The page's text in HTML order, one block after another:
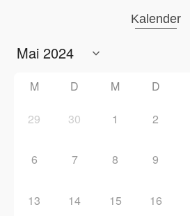
Kalender
M D M D
29 30 1 2
6 7 8 9
13 14 15 16